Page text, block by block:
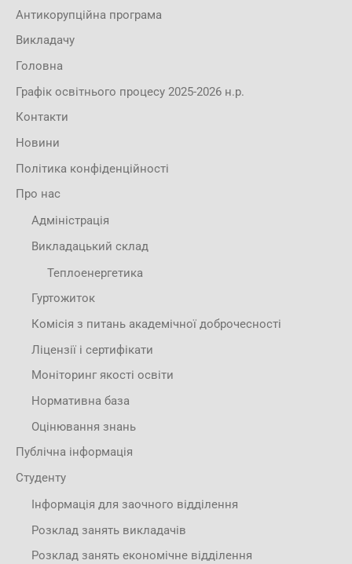
Антикорупційна програма
Викладачу
Головна
Графік освітнього процесу 2025-2026 н.р.
Контакти
Новини
Політика конфіденційності
Про нас
Адміністрація
Викладацький склад
Теплоенергетика
Гуртожиток
Комісія з питань академічної доброчесності
Ліцензії і сертифікати
Моніторинг якості освіти
Нормативна база
Оцінювання знань
Публічна інформація
Студенту
Інформація для заочного відділення
Розклад занять викладачів
Розклад занять економічне відділення